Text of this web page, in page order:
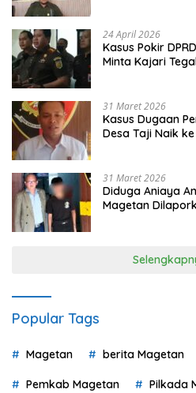
24 April 2026
Kasus Pokir
Minta Kajari
31 Maret 2026
Kasus Dugaan
Desa Taji Naik ke
31 Maret 2026
Diduga Aniaya
Magetan
Popular Tags
Magetan berita Magetan
Pemkab Magetan Pilkada